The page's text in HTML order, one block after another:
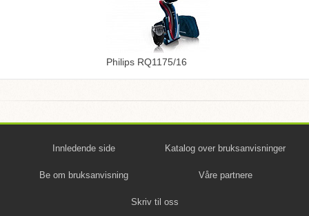
Philips RQ1175/16
Innledende side Katalog over bruksanvisninger
Be om bruksanvisning Våre partnere
Skriv til oss